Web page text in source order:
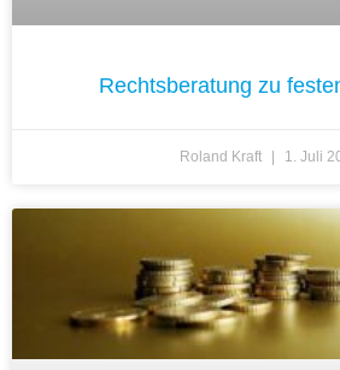
Rechtsberatung zu
Roland Kraft 1. Juli